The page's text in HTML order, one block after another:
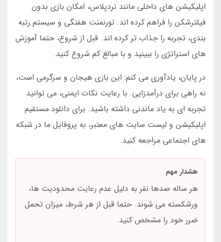
اپلیکیشن های داخلی مانند نردپلاس، امکان بازی بدون
فیلترشکن را فراهم کرده اند. تورنمنت هفتگی و سیستم رتبه
بندی، تجربه را جذاب تر کرده اند. قبل از شروع، حتما آموزش
های استراتژی را ببینید و با مبالغ کم شروع کنید.
در پایان، یادآوری می کنم: این بازی هیجان و سرگرمی است،
نه راهی برای درآمدزایی. با رعایت نکات ایمنی، می توانید
تجربه ای به یاد ماندنی داشته باشید. برای دانلود مستقیم
اپلیکیشن و لیست سایت های معتبر، به پروفایل ما در شبکه
های اجتماعی مراجعه کنید.
هشدار مهم
هر ساله صدها نفر به دلیل عدم رعایت محدودیت ها،
ورشکسته می شوند. حتما قبل از هر شرط، میزان تحمل
ضرر خود را مشخص کنید.